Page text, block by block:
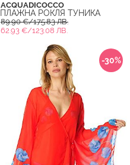
ACQUADICOCCO
ПЛАЖНА РОКЛЯ ТУНИКА
89.90 €/175.83 ЛВ.
62.93 €/123.08 ЛВ.
-30%